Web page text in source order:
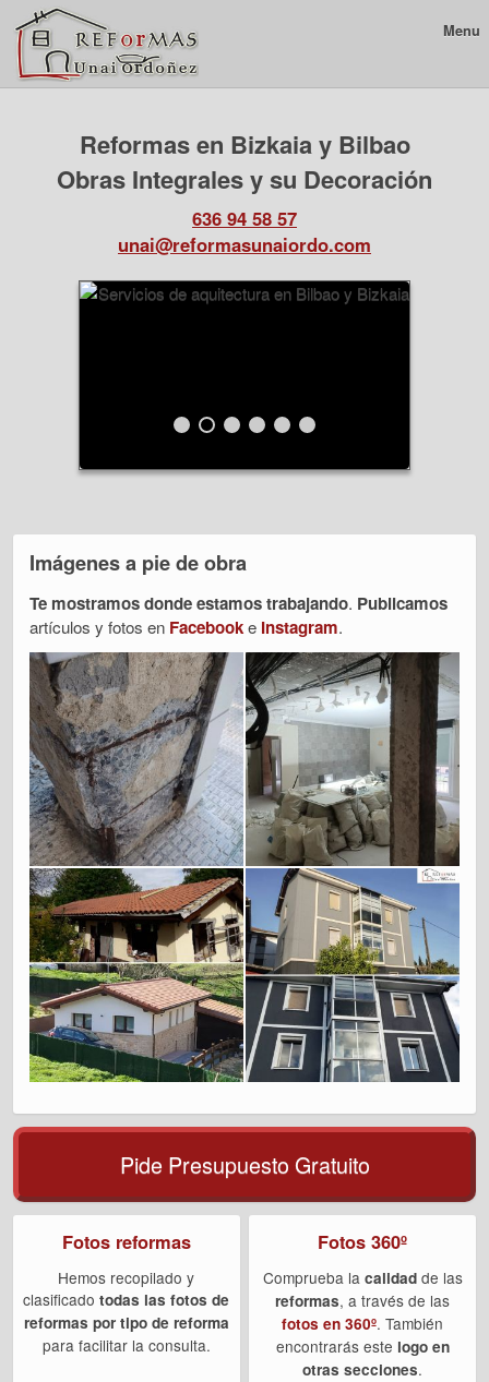
Menu
Reformas en Bizkaia y Bilbao
Obras Integrales y su Decoración
636 94 58 57
unai@reformasunaiordo.com
Imágenes a pie de obra
Te mostramos donde estamos trabajando. Publicamos
artículos y fotos en Facebooke Instagram.
Pide Presupuesto Gratuito
Fotos reformas
Hemos recopilado y
clasificadotodas las fotos de
reformas por tipo de reforma
para facilitar la consulta.
Fotos 360º
Comprueba la calidadde las
reformas, a través de las
fotos en 360º. También
encontrarás este logo en
otras secciones.